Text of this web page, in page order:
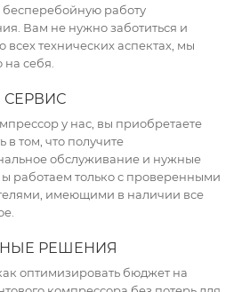
бесперебойную работу
Вам не нужно заботиться и
всех технических аспектах, мы
на себя.
у нас, вы приобретаете
в том, что получите
обслуживание и нужные
работаем только с проверенными
имеющими в наличии все
РЕШЕНИЯ
оптимизировать бюджет на